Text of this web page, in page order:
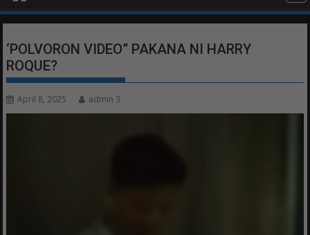
‘POLVORON VIDEO” PAKANA NI HARRY
ROQUE?
April 8, 2025 admin 3